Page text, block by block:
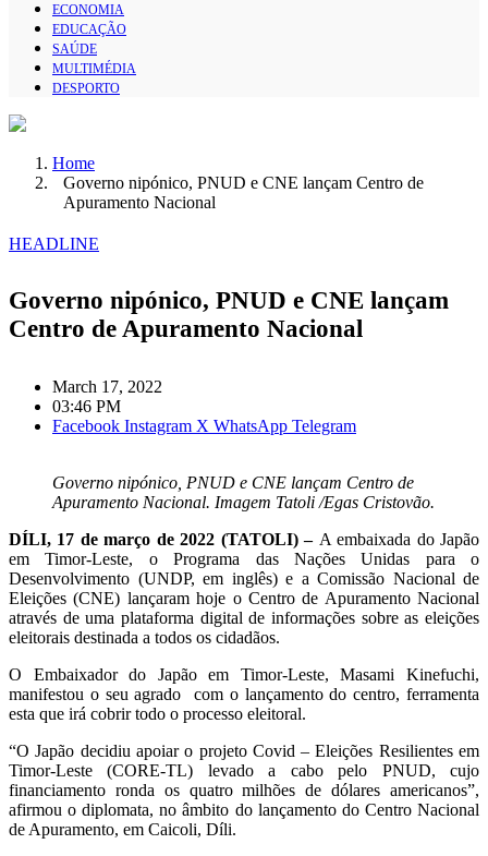
ECONOMIA
EDUCAÇÃO
SAÚDE
MULTIMÉDIA
DESPORTO
Home
Governo nipónico, PNUD e CNE lançam Centro de
Apuramento Nacional
HEADLINE
Governo nipónico, PNUD e CNE lançam
Centro de Apuramento Nacional
March 17, 2022
03:46 PM
Facebook Instagram X WhatsApp Telegram
Governo nipónico, PNUD e CNE lançam Centro de
Apuramento Nacional. Imagem Tatoli /Egas Cristovão.
DÍLI, 17 de março de 2022 (TATOLI) – A embaixada do Japão
em Timor-Leste, o Programa das Nações Unidas para o
Desenvolvimento (UNDP, em inglês) e a Comissão Nacional de
Eleições (CNE) lançaram hoje o Centro de Apuramento Nacional
através de uma plataforma digital de informações sobre as eleições
eleitorais destinada a todos os cidadãos.
O Embaixador do Japão em Timor-Leste, Masami Kinefuchi,
manifestou o seu agrado com o lançamento do centro, ferramenta
esta que irá cobrir todo o processo eleitoral.
“O Japão decidiu apoiar o projeto Covid – Eleições Resilientes em
Timor-Leste (CORE-TL) levado a cabo pelo PNUD, cujo
financiamento ronda os quatro milhões de dólares americanos”,
afirmou o diplomata, no âmbito do lançamento do Centro Nacional
de Apuramento, em Caicoli, Díli.